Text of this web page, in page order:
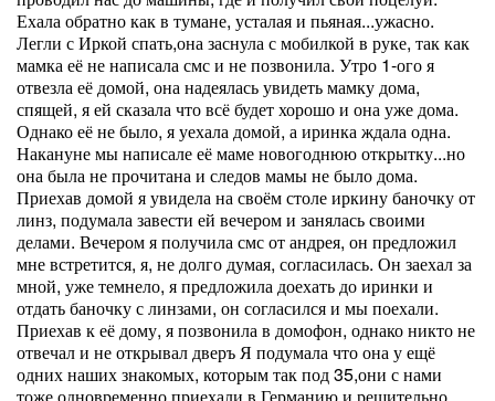
Ехала обратно как в тумане, усталая и пьяная...ужасно.
Легли с Иркой спать,она заснула с мобилкой в руке, так как
мамка её не написала смс и не позвонила. Утро 1-ого я
отвезла её домой, она надеялась увидеть мамку дома,
спящей, я ей сказала что всё будет хорошо и она уже дома.
Однако её не было, я уехала домой, а иринка ждала одна.
Накануне мы написале её маме новогоднюю открытку...но
она была не прочитана и следов мамы не было дома.
Приехав домой я увидела на своём столе иркину баночку от
линз, подумала завести ей вечером и занялась своими
делами. Вечером я получила смс от андрея, он предложил
мне встретится, я, не долго думая, согласилась. Он заехал за
мной, уже темнело, я предложила доехать до иринки и
отдать баночку с линзами, он согласился и мы поехали.
Приехав к её дому, я позвонила в домофон, однако никто не
отвечал и не открывал дверъ Я подумала что она у ещё
одних наших знакомых, которым так под 35,они с нами